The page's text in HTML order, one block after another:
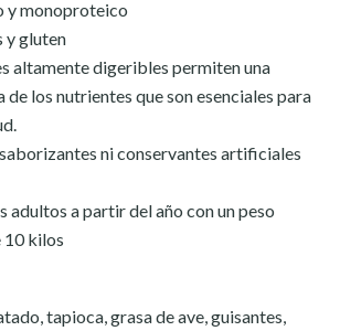
y monoproteico
y gluten
altamente digeribles permiten una
los nutrientes que son esenciales para
ni conservantes artificiales
adultos a partir del año con un peso
10 kilos
tapioca, grasa de ave, guisantes,